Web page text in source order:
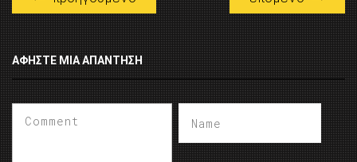
ΑΦΉΣΤΕ ΜΙΑ ΑΠΆΝΤΗΣΗ